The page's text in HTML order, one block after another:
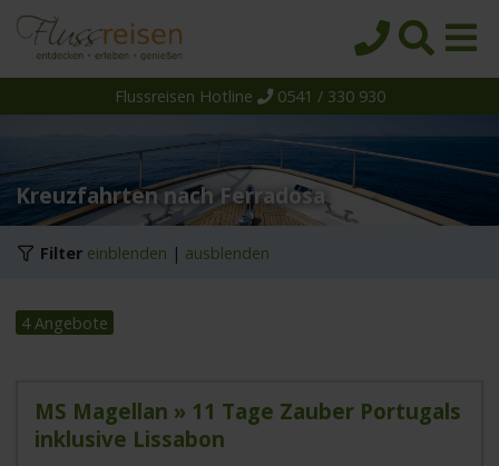
Reiseziele
Themen
Reedereien
Schiffe
Suche
Flussreisen Hotline 0541 / 330 930
Kreuzfahrten nach Ferradosa
Filter einblenden | ausblenden
4 Angebote
MS Magellan » 11 Tage Zauber Portugals
inklusive Lissabon